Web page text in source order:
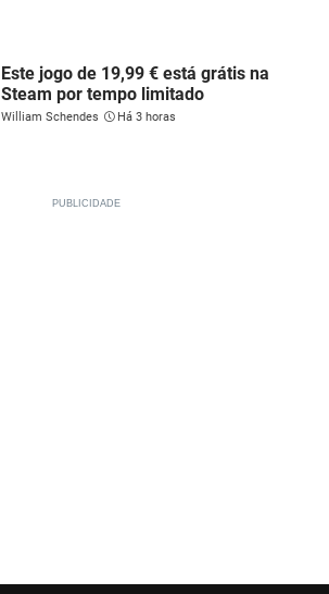
Este jogo de 19,99 € está grátis na
Steam por tempo limitado
William Schendes Há 3 horas